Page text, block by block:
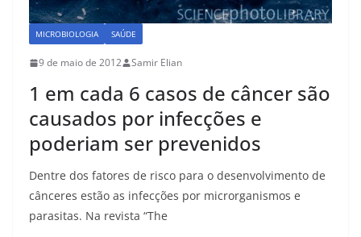
MICROBIOLOGIA SAÚDE
9 de maio de 2012 Samir Elian
1 em cada 6 casos de câncer são
causados por infecções e
poderiam ser prevenidos
Dentre dos fatores de risco para o desenvolvimento de
cânceres estão as infecções por microrganismos e
parasitas. Na revista “The